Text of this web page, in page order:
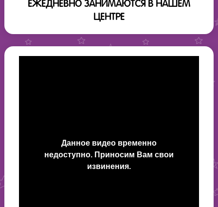
ЕЖЕДНЕВНО ЗАНИМАЮТСЯ В НАШЕМ
ЦЕНТРЕ